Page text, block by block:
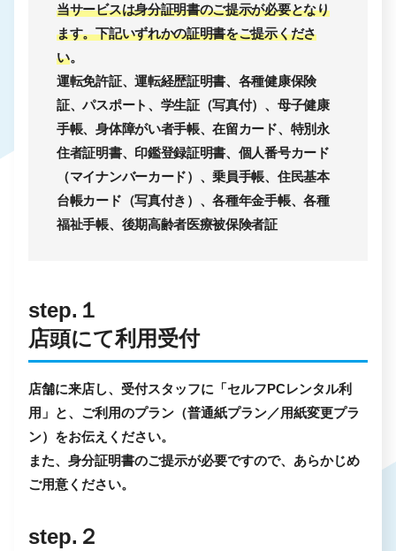
当サービスは身分証明書のご提示が必要となり
ます。下記いずれかの証明書をご提示くださ
い。
運転免許証、運転経歴証明書、各種健康保険
証、パスポート、学生証（写真付）、母子健康
手帳、身体障がい者手帳、在留カード、特別永
住者証明書、印鑑登録証明書、個人番号カード
（マイナンバーカード）、乗員手帳、住民基本
台帳カード（写真付き）、各種年金手帳、各種
福祉手帳、後期高齢者医療被保険者証
step.１
店頭にて利用受付
店舗に来店し、受付スタッフに「セルフPCレンタル利
用」と、ご利用のプラン（普通紙プラン／用紙変更プラ
ン）をお伝えください。
また、身分証明書のご提示が必要ですので、あらかじめ
ご用意ください。
step.２